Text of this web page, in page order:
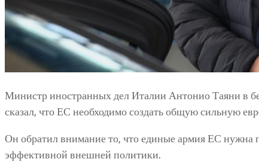
Министр иностранных дел Италии Антонио Таяни в
сказал, что ЕС необходимо создать общую сильную
Он обратил внимание то, что единые армия ЕС нужна
эффективной внешней политики.